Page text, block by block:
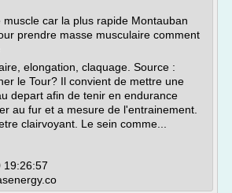
muscle car la plus rapide Montauban
prendre masse musculaire comment
elongation, claquage. Source :
le Tour? Il convient de mettre une
depart afin de tenir en endurance
au fur et a mesure de l'entrainement.
clairvoyant. Le sein comme...
19:26:57